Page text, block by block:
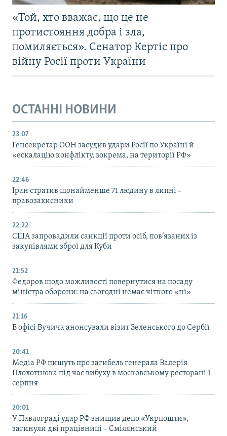
«Той, хто вважає, що це не
протистояння добра і зла,
помиляється». Сенатор Кертіс про
війну Росії проти України
ОСТАННІ НОВИНИ
23:07
Генсекретар ООН засудив удари Росії по Україні й
«ескалацію конфлікту, зокрема, на території РФ»
22:46
Іран стратив щонайменше 71 людину в липні –
правозахисники
22:22
США запровадили санкції проти осіб, пов’язаних із
закупівлями зброї для Куби
21:52
Федоров щодо можливості повернутися на посаду
міністра оборони: на сьогодні немає чіткого «ні»
21:16
В офісі Вучича анонсували візит Зеленського до Сербії
20:41
Медіа РФ пишуть про загибель генерала Валерія
Плохотнюка під час вибуху в московському ресторані 1
серпня
20:01
У Павлограді удар РФ знищив депо «Укрпошти»,
загинули дві працівниці – Смілянський